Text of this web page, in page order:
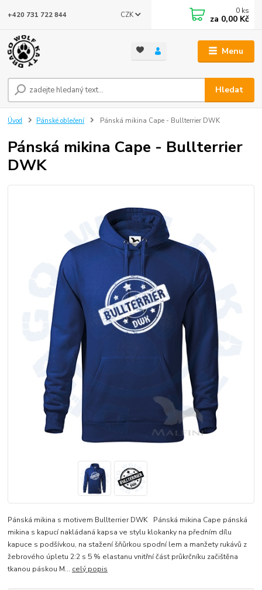
Menu
CZK
Hledat
+420 731 722 844 0 ks
za 0,00 Kč
Úvod Pánské oblečení Pánská mikina Cape - Bullterrier DWK
Pánská mikina Cape - Bullterrier
DWK
Pánská mikina s motivem Bullterrier DWK Pánská mikina Cape pánská
mikina s kapucí nakládaná kapsa ve stylu klokanky na předním dílu
kapuce s podšívkou, na stažení šňůrkou spodní lem a manžety rukávů z
žebrového úpletu 2:2 s 5 % elastanu vnitřní část průkrčníku začištěna
tkanou páskou M... celý popis